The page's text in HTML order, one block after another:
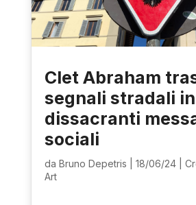
Clet Abraham
segnali stradali in
dissacranti
sociali
da Bruno Depetris 18/06/24|
Art